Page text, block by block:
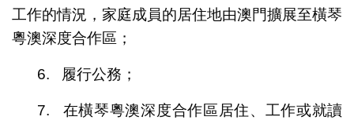
工作的情況，家庭成員的居住地由澳門擴展至橫琴
粵澳深度合作區；
6. 履行公務；
7. 在橫琴粵澳深度合作區居住、工作或就讀